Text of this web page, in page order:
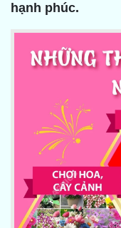
hạnh phúc.